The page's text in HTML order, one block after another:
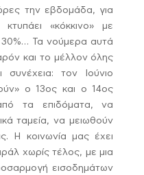
την εβδομάδα, για
«κόκκινο» με
30%… Τα νούμερα αυτά
και το μέλλον όλης
συνέχεια: τον Ιούνιο
ο 13ος και ο 14ος
τα επιδόματα, να
ταμεία, να μειωθούν
Η κοινωνία μας έχει
χωρίς τέλος, με μια
εισοδημάτων